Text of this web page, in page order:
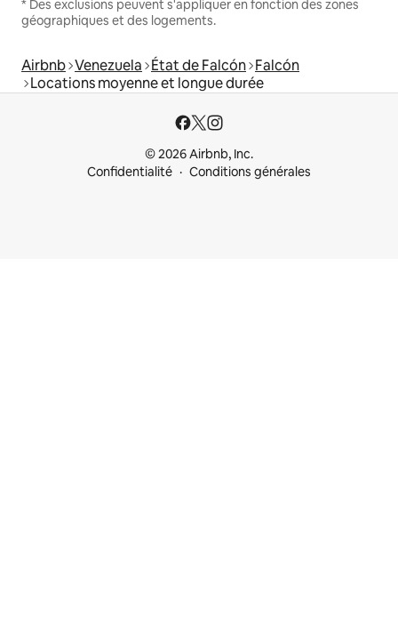
* Des exclusions peuvent s'appliquer en fonction des zones
géographiques et des logements.
Airbnb Venezuela État de Falcón Falcón
Locations moyenne et longue durée
© 2026 Airbnb, Inc.
Confidentialité
Conditions générales